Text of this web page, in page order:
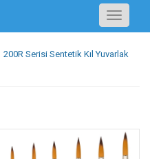
Toggle
200R Serisi Sentetik Kıl Yuvarlak